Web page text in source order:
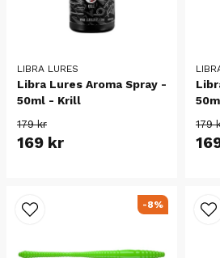
LIBRA LURES
Libra Lures Aroma Spray -
50ml - Krill
179 kr
169 kr
179
-8%